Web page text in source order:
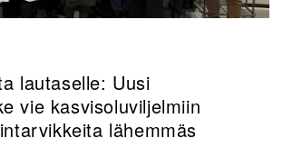
lautaselle: Uusi
vie kasvisoluviljelmiin
lähemmäs